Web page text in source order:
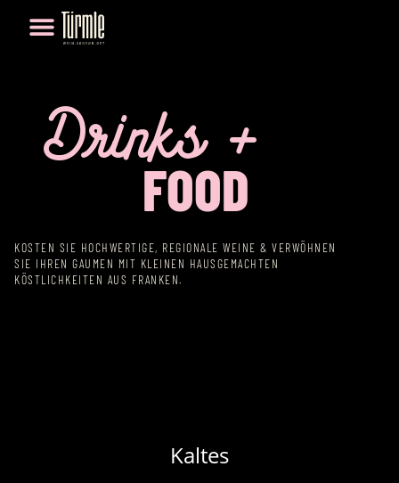
Drinks +
FOOD
KOSTEN SIE HOCHWERTIGE, REGIONALE WEINE & VERWÖHNEN
SIE IHREN GAUMEN MIT KLEINEN HAUSGEMACHTEN
KÖSTLICHKEITEN AUS FRANKEN.
Kaltes